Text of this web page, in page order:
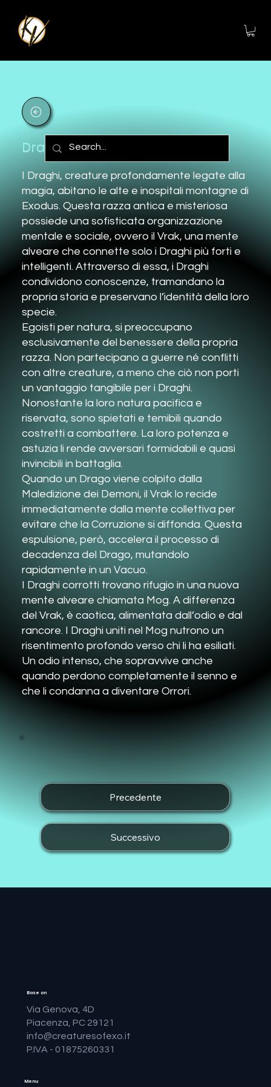
Precedente
Successivo
Draghi
I Draghi, creature profondamente legate alla
magia, abitano le alte e inospitali montagne di
Exodus. Questa razza antica e misteriosa
possiede una sofisticata organizzazione
mentale e sociale, ovvero il Vrak, una mente
alveare che connette solo i Draghi più forti e
intelligenti. Attraverso di essa, i Draghi
condividono conoscenze, tramandano la
propria storia e preservano l’identità della loro
specie.
Egoisti per natura, si preoccupano
esclusivamente del benessere della propria
razza. Non partecipano a guerre né conflitti
con altre creature, a meno che ciò non porti
un vantaggio tangibile per i Draghi.
Nonostante la loro natura pacifica e
riservata, sono spietati e temibili quando
costretti a combattere. La loro potenza e
astuzia li rende avversari formidabili e quasi
invincibili in battaglia.
Quando un Drago viene colpito dalla
Maledizione dei Demoni, il Vrak lo recide
immediatamente dalla mente collettiva per
evitare che la Corruzione si diffonda. Questa
espulsione, però, accelera il processo di
decadenza del Drago, mutandolo
rapidamente in un Vacuo.
I Draghi corrotti trovano rifugio in una nuova
mente alveare chiamata Mog. A differenza
del Vrak, è caotica, alimentata dall’odio e dal
rancore. I Draghi uniti nel Mog nutrono un
risentimento profondo verso chi li ha esiliati.
Un odio intenso, che sopravvive anche
quando perdono completamente il senno e
che li condanna a diventare Orrori.
Via Genova, 4D
Piacenza, PC 29121
info@creaturesofexo.it
P.IVA - 01875260331
Base on
Menu